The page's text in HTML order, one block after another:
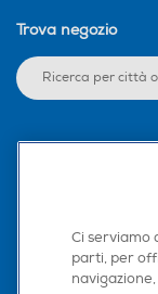
Trova negozio
Scarica la
Ci serviamo
parti, per